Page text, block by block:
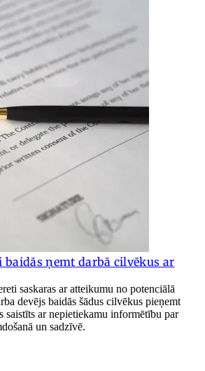
baidās ņemt darbā cilvēkus ar
saskaras ar atteikumu no potenciālā
devējs baidās šādus cilvēkus pieņemt
saistīts ar nepietiekamu informētību par
un sadzīvē.